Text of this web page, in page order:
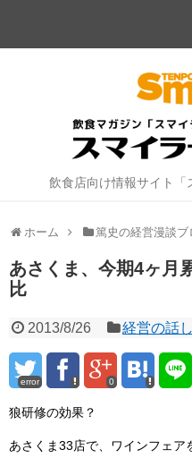
飲食店向け情報サイト「
ホーム 篤史の経営漫談ブ
あさくま、今期4ヶ月
比
2013/8/26 経営の話し
error 0
狼研修の効果？
あさくま33店で、ワインフェア